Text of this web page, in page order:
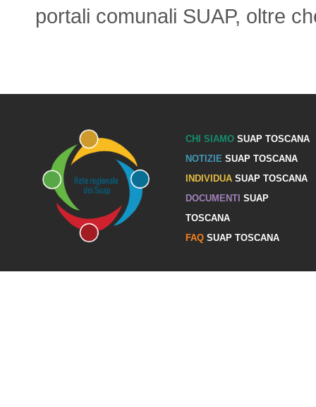
portali comunali SUAP, oltre
CHI SIAMOSUAP TOSCANA
NOTIZIE SUAP TOSCANA
INDIVIDUASUAP TOSCANA
DOCUMENTI SUAP
TOSCANA
FAQSUAP TOSCANA